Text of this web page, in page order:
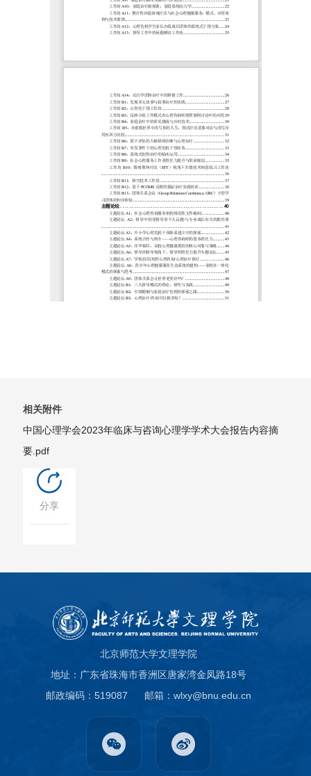
相关附件
中国心理学会2023年临床与咨询心理学学术大会报告内容摘
要.pdf
分享
北京师范大学文理学院
地址：广东省珠海市香洲区唐家湾金凤路18号
邮政编码：519087
邮箱：wlxy@bnu.edu.cn